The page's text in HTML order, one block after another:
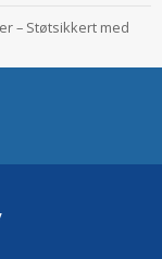
– Støtsikkert med